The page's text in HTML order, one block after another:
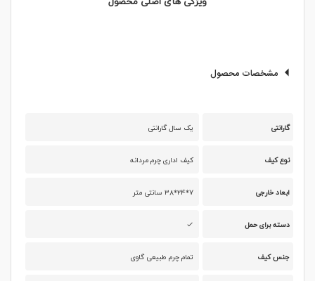
مشخصات محصول
گارانتی یک سال گارانتی
نوع کیف کیف اداری چرم مردانه
ابعاد خارجی ۷*۲۴*۳۸ سانتی متر
دسته برای حمل
جنس کیف تمام چرم طبیعی گاوی